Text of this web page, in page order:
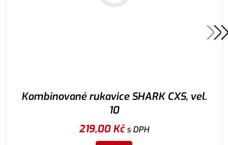
Kombinované rukavice SHARK CXS, vel.
10
219,00Kčs DPH